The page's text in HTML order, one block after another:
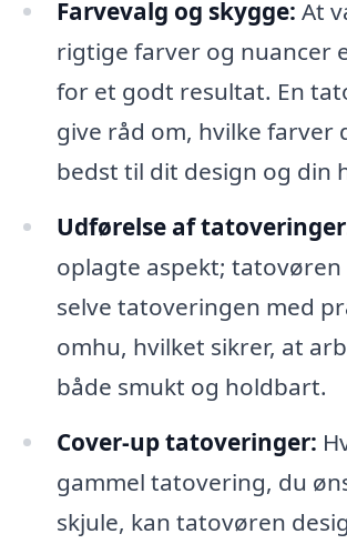
Farvevalg og skygge: At
rigtige farver og nuancer
for et godt resultat. En
give råd om, hvilke farver
bedst til dit design og din
Udførelse af
oplagte aspekt;
selve tatoveringen med
omhu, hvilket sikrer, at
både smukt og holdbart.
Cover-up tatoveringer:
gammel tatovering, du
skjule, kan tatovøren